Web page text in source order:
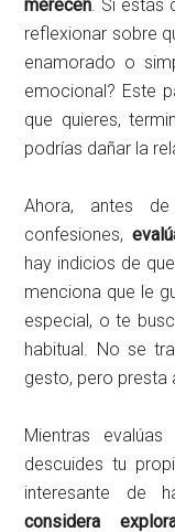
merecen. Si estás
reflexionar sobre
enamorado o
emocional? Este
que quieres,
podrías dañar la
Ahora, antes
confesiones,
hay indicios de
menciona que le
especial, o te
habitual. No se
gesto, pero presta
Mientras
descuides tu
interesante de
considera